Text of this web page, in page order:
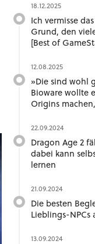
18.12.2025
Ich vermisse
Grund, den
[Best of
12.08.2025
»Die sind wohl
Bioware wollte
Origins
22.09.2024
Dragon Age 2
dabei kann
lernen
21.09.2024
Die besten
Lieblings-NPCs
13.09.2024